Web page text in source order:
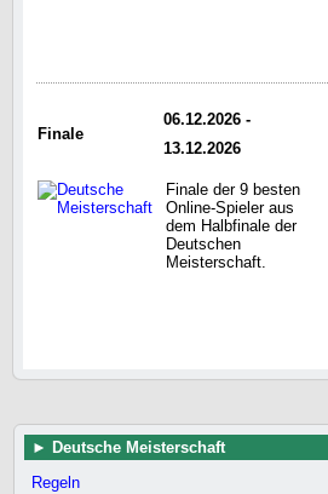
Finale
06.12.2026 -
13.12.2026
Finale der 9 besten
Online-Spieler aus
dem Halbfinale der
Deutschen
Meisterschaft.
Deutsche Meisterschaft
Regeln